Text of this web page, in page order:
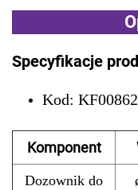
Specyfikacje
Kod:
Komponent
Dozownik do